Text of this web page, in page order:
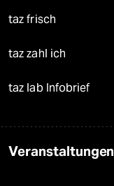
taz frisch
taz zahl ich
taz lab Infobrief
Veranstaltungen